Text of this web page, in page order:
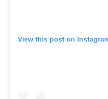
View this post on